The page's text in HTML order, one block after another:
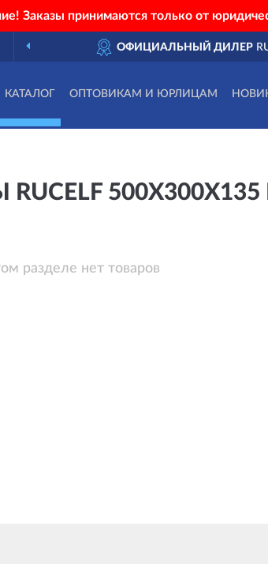
Заказы принимаются только от
ОФИЦИАЛЬНЫЙ ДИЛЕР
КАТАЛОГ ОПТОВИКАМ И ЮРЛИЦАМ
разделе нет товаров